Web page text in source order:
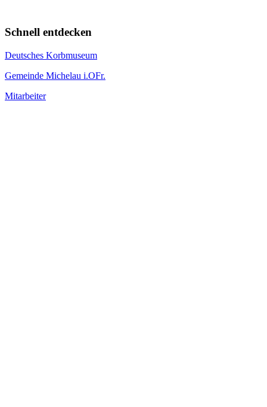
Schnell entdecken
Deutsches Korbmuseum
Gemeinde Michelau i.OFr.
Mitarbeiter